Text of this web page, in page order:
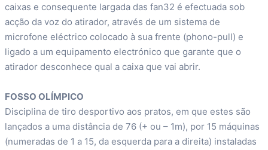
caixas e consequente largada das fan32 é efectuada sob
acção da voz do atirador, através de um sistema de
microfone eléctrico colocado à sua frente (phono-pull) e
ligado a um equipamento electrónico que garante que o
atirador desconhece qual a caixa que vai abrir.
FOSSO OLÍMPICO
Disciplina de tiro desportivo aos pratos, em que estes são
lançados a uma distância de 76 (+ ou – 1m), por 15 máquinas
(numeradas de 1 a 15, da esquerda para a direita) instaladas